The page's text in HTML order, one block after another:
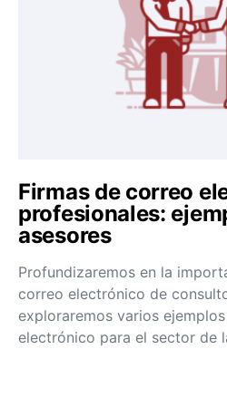
Firmas de correo
profesionales:
asesores
Profundizaremos en la
correo electrónico de
exploraremos varios
electrónico para el sector de